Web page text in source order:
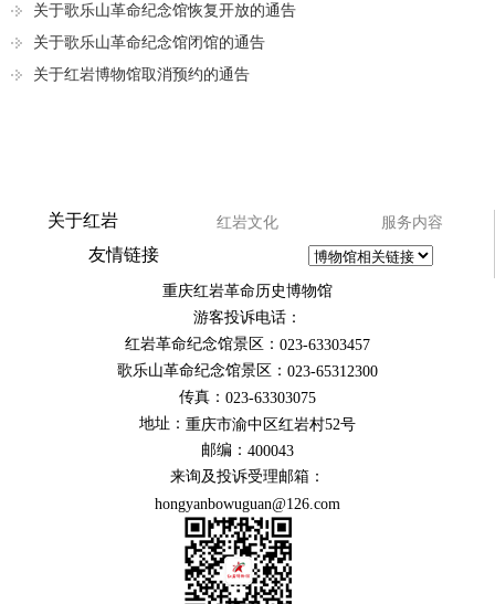
关于歌乐山革命纪念馆恢复开放的通告
关于歌乐山革命纪念馆闭馆的通告
关于红岩博物馆取消预约的通告
关于红岩 红岩文化 服务内容
友情链接
重庆红岩革命历史博物馆
游客投诉电话：
红岩革命纪念馆景区： 023-63303457
歌乐山革命纪念馆景区： 023-65312300
传真： 023-63303075
地址： 重庆市渝中区红岩村52号
邮编： 400043
来询及投诉受理邮箱：
hongyanbowuguan@126.com